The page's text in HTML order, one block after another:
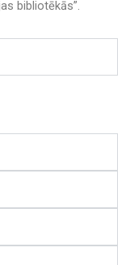
bibliotēkās”.